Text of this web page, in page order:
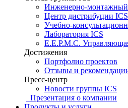
Инженерно-монтажный
Центр дистрибуции ICS
Учебно-
Лаборатория ICS
E.E.P.M.C.
Достижения
Портфолио проектов
Отзывы и
Пресс-центр
Новости группы ICS
Презентация о компании